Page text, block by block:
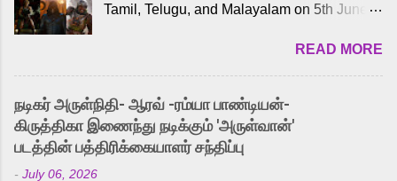
Tamil, Telugu, and Malayalam on 5th June,
received a lot of love from cult He-Man fans
and offered audiences an exciting glimpse
into the world of Eternia, the recently
released Tamil trailer has also generated
strong excitement among Tamil audiences.
Adding to the growing buzz is the film’s
READ MORE
நடிகர் அருள்நிதி- ஆரவ் -ரம்யா பாண்டியன்-
கிருத்திகா இணைந்து நடிக்கும் 'அருள்வான்'
படத்தின் பத்திரிக்கையாளர் சந்திப்பு
- July 06, 2026